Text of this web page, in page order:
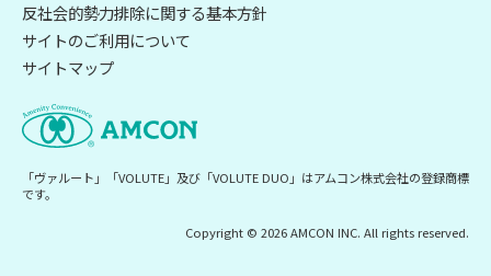
「ヴァルート」「VOLUTE」及び「VOLUTE DUO」はアムコン株式会社の登録商標
です。
反社会的勢力排除に関する基本方針
サイトのご利用について
サイトマップ
Copyright © 2026 AMCON INC. All rights reserved.